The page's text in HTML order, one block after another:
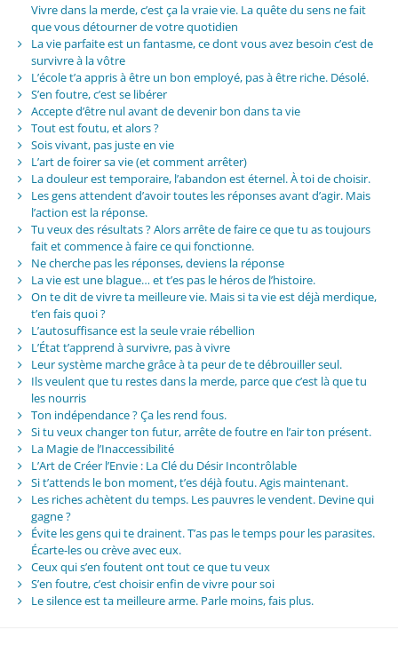
Vivre dans la merde, c’est ça la vraie vie. La quête du sens ne fait
que vous détourner de votre quotidien
La vie parfaite est un fantasme, ce dont vous avez besoin c’est de
survivre à la vôtre
L’école t’a appris à être un bon employé, pas à être riche. Désolé.
S’en foutre, c’est se libérer
Accepte d’être nul avant de devenir bon dans ta vie
Tout est foutu, et alors ?
Sois vivant, pas juste en vie
L’art de foirer sa vie (et comment arrêter)
La douleur est temporaire, l’abandon est éternel. À toi de choisir.
Les gens attendent d’avoir toutes les réponses avant d’agir. Mais
l’action est la réponse.
Tu veux des résultats ? Alors arrête de faire ce que tu as toujours
fait et commence à faire ce qui fonctionne.
Ne cherche pas les réponses, deviens la réponse
La vie est une blague… et t’es pas le héros de l’histoire.
On te dit de vivre ta meilleure vie. Mais si ta vie est déjà merdique,
t’en fais quoi ?
L’autosuffisance est la seule vraie rébellion
L’État t’apprend à survivre, pas à vivre
Leur système marche grâce à ta peur de te débrouiller seul.
Ils veulent que tu restes dans la merde, parce que c’est là que tu
les nourris
Ton indépendance ? Ça les rend fous.
Si tu veux changer ton futur, arrête de foutre en l’air ton présent.
La Magie de l’Inaccessibilité
L’Art de Créer l’Envie : La Clé du Désir Incontrôlable
Si t’attends le bon moment, t’es déjà foutu. Agis maintenant.
Les riches achètent du temps. Les pauvres le vendent. Devine qui
gagne ?
Évite les gens qui te drainent. T’as pas le temps pour les parasites.
Écarte-les ou crève avec eux.
Ceux qui s’en foutent ont tout ce que tu veux
S’en foutre, c’est choisir enfin de vivre pour soi
Le silence est ta meilleure arme. Parle moins, fais plus.